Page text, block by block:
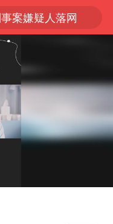
案嫌疑人落网
暑期消费新蓝海
有大雨或暴雨
西湖突现狂风暴雨 游客瞬间被浇透
涨回1300元
隔20米开高仿奶茶店被判赔35万元